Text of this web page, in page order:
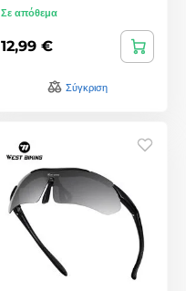
Σε απόθεμα
12,99 €
Σύγκριση